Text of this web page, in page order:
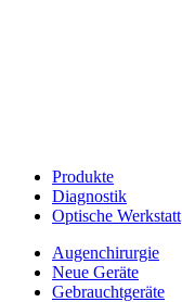
Produkte
Diagnostik
Optische Werkstatt
Augenchirurgie
Neue Geräte
Gebrauchtgeräte